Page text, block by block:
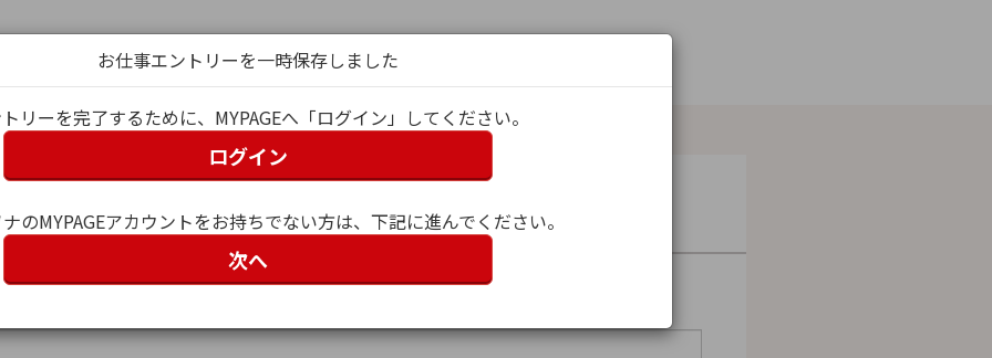
ン
）
お仕事エントリーを一時保存しました
リーを完了するために、MYPAGEへ「ログイン」してください。
ログイン
のMYPAGEアカウントをお持ちでない方は、下記に進んでください。
次へ